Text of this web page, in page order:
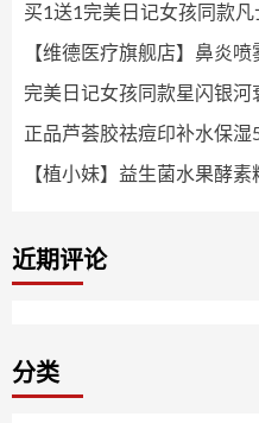
买1送1完美日记女孩同款
【维德医疗旗舰店】鼻炎
完美日记女孩同款星闪银
正品芦荟胶祛痘印补水保湿
【植小妹】益生菌水果酵素
近期评论
分类